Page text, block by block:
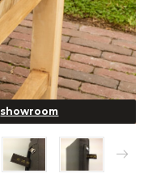
showroom